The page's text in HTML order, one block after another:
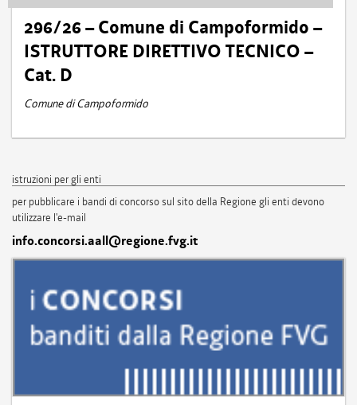
296/26 – Comune di Campoformido –
ISTRUTTORE DIRETTIVO TECNICO –
Cat. D
Comune di Campoformido
istruzioni per gli enti
per pubblicare i bandi di concorso sul sito della Regione gli enti devono
utilizzare l'e-mail
info.concorsi.aall@regione.fvg.it